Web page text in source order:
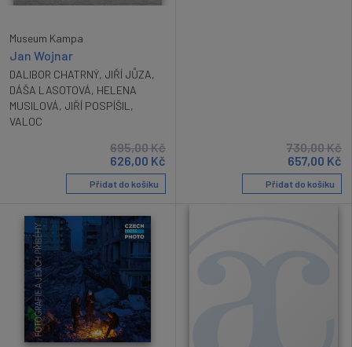
Museum Kampa
Jan Wojnar
DALIBOR CHATRNÝ, JIŘÍ JŮZA,
DÁŠA LASOTOVÁ, HELENA
MUSILOVÁ, JIŘÍ POSPÍŠIL ,
VALOC
695,00Kč
626,00 Kč
Přidat do košíku
730,00Kč
657,00 Kč
Přidat do košíku